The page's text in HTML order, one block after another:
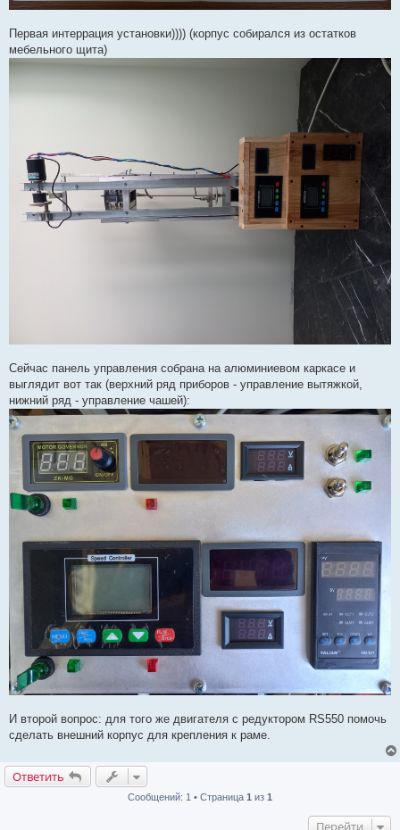
Первая интеррация установки)))) (корпус собирался из остатков
мебельного щита)
Сейчас панель управления собрана на алюминиевом каркасе и
выглядит вот так (верхний ряд приборов - управление вытяжкой,
нижний ряд - управление чашей):
И второй вопрос: для того же двигателя с редуктором RS550 помочь
сделать внешний корпус для крепления к раме.
Ответить
Сообщений: 1 • Страница 1 из 1
Перейти